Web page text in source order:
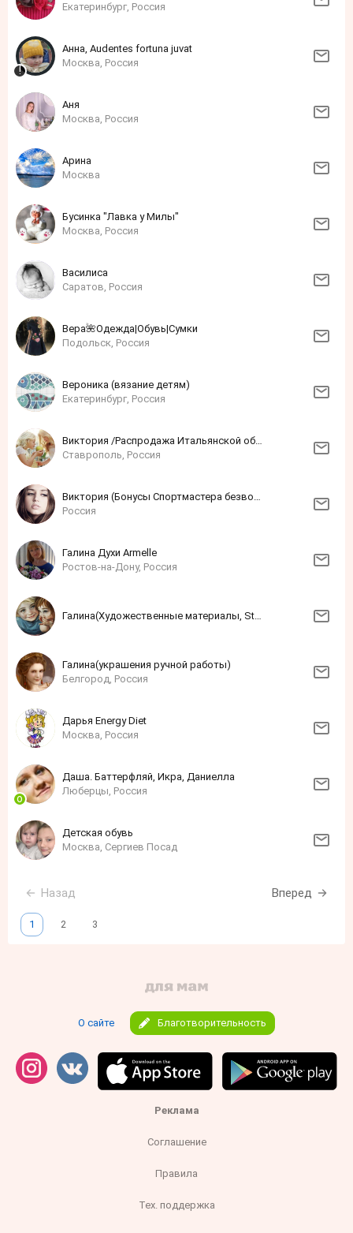
Екатеринбург, Россия
Анна, Audentes fortuna juvat
Москва, Россия
Аня
Москва, Россия
Арина
Москва
Бусинка "Лавка у Милы"
Москва, Россия
Василиса
Саратов, Россия
Вера🌺Одежда|Обувь|Сумки
Подольск, Россия
Вероника (вязание детям)
Екатеринбург, Россия
Виктория /Распродажа Итальянской обуви!!!/
Ставрополь, Россия
Виктория (Бонусы Спортмастера безвозмездно)
Россия
Галина Духи Armelle
Ростов-на-Дону, Россия
Галина(Художественные материалы, Step by Step)
Галина(украшения ручной работы)
Белгород, Россия
Дарья Energy Diet
Москва, Россия
Даша. Баттерфляй, Икра, Даниелла
Люберцы, Россия
Детская обувь
Москва, Сергиев Посад
Назад Вперед
1 2 3
О сайте Благотворительность
Реклама
Соглашение
Правила
Тех. поддержка